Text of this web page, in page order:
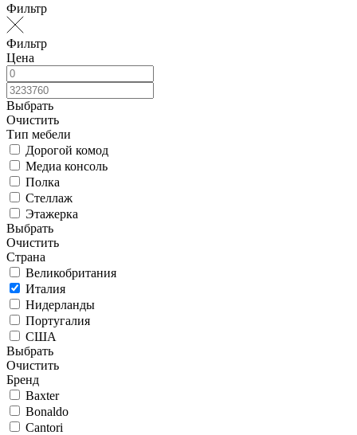
Фильтр
Фильтр
Цена
Выбрать
Очистить
Тип мебели
Дорогой комод
Медиа консоль
Полка
Стеллаж
Этажерка
Выбрать
Очистить
Страна
Великобритания
Италия
Нидерланды
Португалия
США
Выбрать
Очистить
Бренд
Baxter
Bonaldo
Cantori